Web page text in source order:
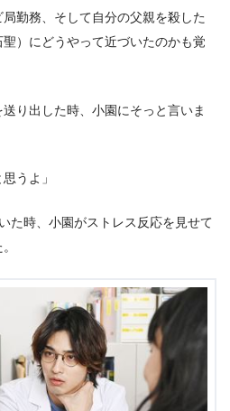
勤務、そして自分の父親を殺した
）にどうやって近づいたのかも覚
り出した時、小園にそっと言いま
うよ」
た時、小園がストレス反応を見せて